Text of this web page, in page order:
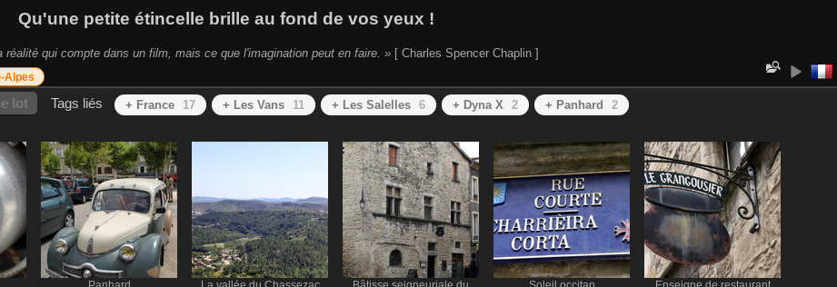
Qu'une petite étincelle brille au fond de vos yeux !
réalité qui compte dans un film, mais ce que l'imagination peut en faire. »[ Charles Spencer Chaplin ]
Alpes
lot Tags liés + France 17 + Les Vans 11 + Les Salelles 6 + Dyna X 2 + Panhard 2